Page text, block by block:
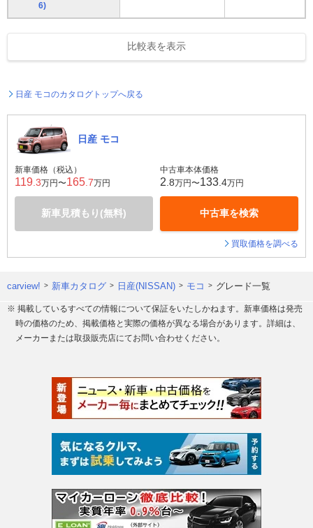
6)
比較表を表示
日産 モコのカタログトップへ戻る
日産 モコ
新車価格（税込）
119 .3万円〜165 .7万円
新車見積もり(無料)
中古車本体価格
2 .8万円〜133 .4万円
中古車を検索
買取価格を調べる
carview! 新車カタログ 日産(NISSAN) モコ グレード一覧
※ 掲載しているすべての情報について保証をいたしかねます。新車価格は発売
時の価格のため、掲載価格と実際の価格が異なる場合があります。詳細は、
メーカーまたは取扱販売店にてお問い合わせください。